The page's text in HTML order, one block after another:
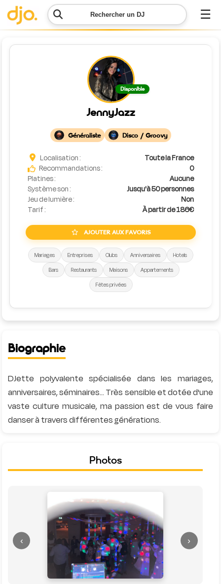
Rechercher un DJ ☰
Menu
demande
Simulateur
de prix
Disponible
JennyJazz
Généraliste Disco / Groovy
Localisation :
Toute la France
Recommandations :
0
Platines :
Aucune
Système son :
Jusqu'à 50 personnes
Jeu de lumière :
Non
Tarif :
À partir de 186€
AJOUTER AUX FAVORIS
Mariages Entreprises Clubs Anniversaires
Hotels
Bars
Restaurants Maisons
Appartements
Fêtes privées
Biographie
DJette polyvalente spécialisée dans les mariages,
anniversaires, séminaires... Très sensible et dotée d'une
vaste culture musicale, ma passion est de vous faire
Photos
‹ ›